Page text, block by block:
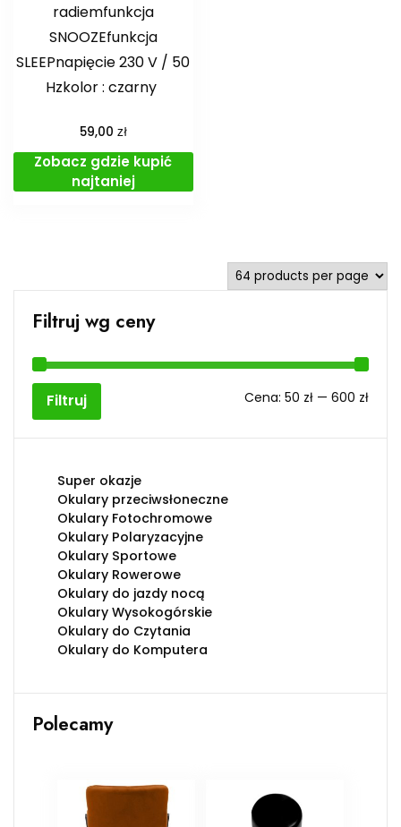
radiemfunkcja
SNOOZEfunkcja
SLEEPnapięcie 230 V / 50
Hzkolor : czarny
59,00 zł
Zobacz gdzie kupić
najtaniej
Filtruj wg ceny
Cena
Cena
Filtruj Cena: 50 zł — 600 zł
Super okazje
Okulary przeciwsłoneczne
Okulary Fotochromowe
Okulary Polaryzacyjne
Okulary Sportowe
Okulary Rowerowe
Okulary do jazdy nocą
Okulary Wysokogórskie
Okulary do Czytania
Okulary do Komputera
Polecamy